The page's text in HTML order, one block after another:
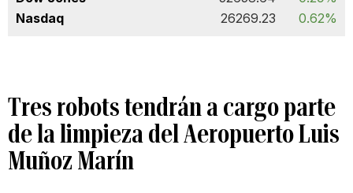
Nasdaq
26269.23 0.62%
Tres robots tendrán a cargo parte
de la limpieza del Aeropuerto Luis
Muñoz Marín